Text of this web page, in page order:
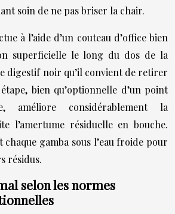
soin de ne pas briser la chair.
à l’aide d’un couteau d’office bien
superficielle le long du dos de la
digestif noir qu’il convient de retirer
bien qu’optionnelle d’un point
améliore considérablement la
l’amertume résiduelle en bouche.
chaque gamba sous l’eau froide pour
résidus.
selon les normes